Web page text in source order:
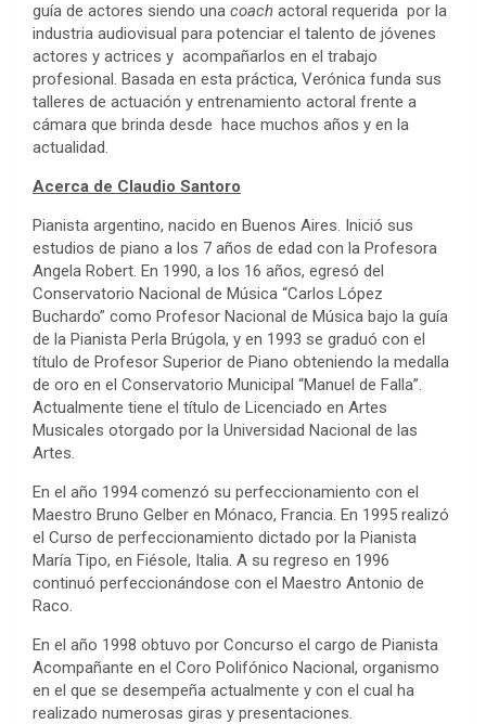
guía de actores siendo una coach actoral requerida por la
industria audiovisual para potenciar el talento de jóvenes
actores y actrices y acompañarlos en el trabajo
profesional. Basada en esta práctica, Verónica funda sus
talleres de actuación y entrenamiento actoral frente a
cámara que brinda desde hace muchos años y en la
actualidad.
Acerca de Claudio Santoro
Pianista argentino, nacido en Buenos Aires. Inició sus
estudios de piano a los 7 años de edad con la Profesora
Angela Robert. En 1990, a los 16 años, egresó del
Conservatorio Nacional de Música “Carlos López
Buchardo” como Profesor Nacional de Música bajo la guía
de la Pianista Perla Brúgola, y en 1993 se graduó con el
título de Profesor Superior de Piano obteniendo la medalla
de oro en el Conservatorio Municipal “Manuel de Falla”.
Actualmente tiene el título de Licenciado en Artes
Musicales otorgado por la Universidad Nacional de las
Artes.
En el año 1994 comenzó su perfeccionamiento con el
Maestro Bruno Gelber en Mónaco, Francia. En 1995 realizó
el Curso de perfeccionamiento dictado por la Pianista
María Tipo, en Fiésole, Italia. A su regreso en 1996
continuó perfeccionándose con el Maestro Antonio de
Raco.
En el año 1998 obtuvo por Concurso el cargo de Pianista
Acompañante en el Coro Polifónico Nacional, organismo
en el que se desempeña actualmente y con el cual ha
realizado numerosas giras y presentaciones.